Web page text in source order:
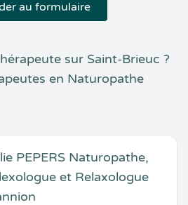
au formulaire
sur Saint-Brieuc ?
en Naturopathe
PEPERS Naturopathe,
et Relaxologue